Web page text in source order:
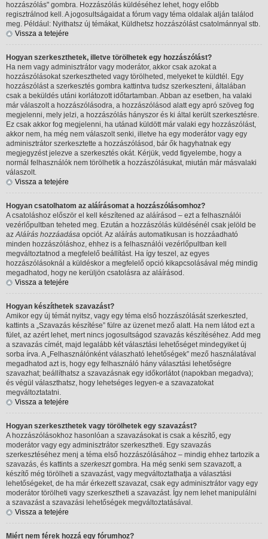
hozzászólás" gombra. Hozzászólás küldéséhez lehet, hogy előbb
regisztrálnod kell. A jogosultságaidat a fórum vagy téma oldalak alján találod
meg. Például: Nyithatsz új témákat, Küldhetsz hozzászólást csatolmánnyal stb.
Vissza a tetejére
Hogyan szerkeszthetek, illetve törölhetek egy hozzászólást?
Ha nem vagy adminisztrátor vagy moderátor, akkor csak azokat a
hozzászólásokat szerkesztheted vagy törölheted, melyeket te küldtél. Egy
hozzászólást a szerkesztés gombra kattintva tudsz szerkeszteni, általában
csak a beküldés utáni korlátozott időtartamban. Abban az esetben, ha valaki
már válaszolt a hozzászólásodra, a hozzászólásod alatt egy apró szöveg fog
megjelenni, mely jelzi, a hozzászólás hányszor és ki által került szerkesztésre.
Ez csak akkor fog megjelenni, ha utánad küldött már valaki egy hozzászólást,
akkor nem, ha még nem válaszolt senki, illetve ha egy moderátor vagy egy
adminisztrátor szerkesztette a hozzászólásod, bár ők hagyhatnak egy
megjegyzést jelezve a szerkesztés okát. Kérjük, vedd figyelembe, hogy a
normál felhasználók nem törölhetik a hozzászólásukat, miután már másvalaki
válaszolt.
Vissza a tetejére
Hogyan csatolhatom az aláírásomat a hozzászólásomhoz?
A csatoláshoz először el kell készítened az aláírásod – ezt a felhasználói
vezérlőpultban teheted meg. Ezután a hozzászólás küldésénél csak jelöld be
azAláírás hozzáadása opciót. Az aláírás automatikusan is hozzáadható
minden hozzászóláshoz, ehhez is a felhasználói vezérlőpultban kell
megváltoztatnod a megfelelő beállítást. Ha így teszel, az egyes
hozzászólásoknál a küldéskor a megfelelő opció kikapcsolásával még mindig
megadhatod, hogy ne kerüljön csatolásra az aláírásod.
Vissza a tetejére
Hogyan készíthetek szavazást?
Amikor egy új témát nyitsz, vagy egy téma első hozzászólását szerkeszted,
kattints a „Szavazás készítése” fülre az üzenet mező alatt. Ha nem látod ezt a
fület, az azért lehet, mert nincs jogosultságod szavazás készítéséhez. Add meg
a szavazás címét, majd legalább két választási lehetőséget mindegyiket új
sorba írva. A „Felhasználónként válaszható lehetőségek” mező használatával
megadhatod azt is, hogy egy felhasználó hány választási lehetőségre
szavazhat; beállíthatsz a szavazásnak egy időkorlátot (napokban megadva);
és végül választhatsz, hogy lehetséges legyen-e a szavazatokat
megváltoztatatni.
Vissza a tetejére
Hogyan szerkeszthetek vagy törölhetek egy szavazást?
A hozzászólásokhoz hasonlóan a szavazásokat is csak a készítő, egy
moderátor vagy egy adminisztrátor szerkesztheti. Egy szavazás
szerkesztéséhez menj a téma első hozzászólásához – mindig ehhez tartozik a
szavazás, és kattints a szerkesztgombra. Ha még senki sem szavazott, a
készítő még törölheti a szavazást, vagy megváltoztathatja a választási
lehetőségeket, de ha már érkezett szavazat, csak egy adminisztrátor vagy egy
moderátor törölheti vagy szerkesztheti a szavazást. Így nem lehet manipulálni
a szavazást a szavazási lehetőségek megváltoztatásával.
Vissza a tetejére
Miért nem férek hozzá egy fórumhoz?